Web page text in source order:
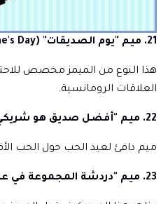
21. ميم "يوم الصديقات" (Galentine's Day)
هذا النوع من الميمز مخصص
العلاقات الرومانسية.
22. ميم "أفضل صديق هو شريكي في عيد الحب"
ميم دافئ لعيد الحب حول الحب
23. ميم "دردشة المجموعة في عيد الحب"